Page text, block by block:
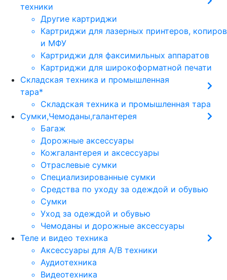
техники
Другие картриджи
Картриджи для лазерных принтеров, копиров
и МФУ
Картриджи для факсимильных аппаратов
Картриджи для широкоформатной печати
Складская техника и промышленная
тара*
Складская техника и промышленная тара
Сумки,Чемоданы,галантерея
Багаж
Дорожные аксессуары
Кожгалантерея и аксессуары
Отраслевые сумки
Специализированные сумки
Средства по уходу за одеждой и обувью
Сумки
Уход за одеждой и обувью
Чемоданы и дорожные аксессуары
Теле и видео техника
Аксессуары для А/В техники
Аудиотехника
Видеотехника